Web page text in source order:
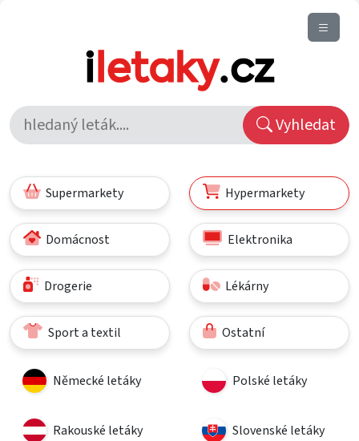
Vyhledat
Supermarkety Hypermarkety
Domácnost Elektronika
Drogerie Lékárny
Sport a textil Ostatní
Německé letáky Polské letáky
Rakouské letáky Slovenské letáky